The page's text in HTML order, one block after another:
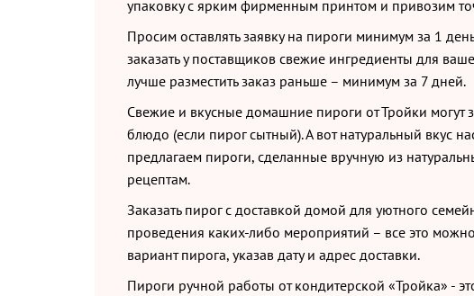
упаковку с ярким фирменным принтом и привозим
Просим оставлять заявку на пироги минимум за 1
заказать у поставщиков свежие ингредиенты для
лучше разместить заказ раньше – минимум за 7 дней.
Свежие и вкусные домашние пироги от Тройки могут
блюдо (если пирог сытный). А вот натуральный вкус
предлагаем пироги, сделанные вручную из
рецептам.
Заказать пирог с доставкой домой для уютного
проведения каких-либо мероприятий – все это
вариант пирога, указав дату и адрес доставки.
Пироги ручной работы от кондитерской «Тройка» -